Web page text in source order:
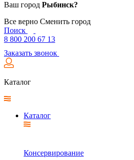
Ваш город Рыбинск?
Все верно Сменить город
Поиск
8 800 200 67 13
Заказать звонок
Каталог
Каталог
Консервирование